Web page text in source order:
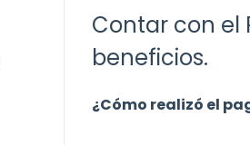
Contar con el
beneficios.
¿Cómo realizó el